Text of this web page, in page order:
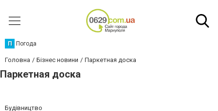
П Погода
Головна Бізнес новини Паркетная доска
Паркетная доска
Будівництво